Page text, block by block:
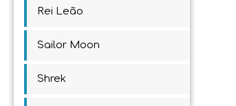
Rei Leão
Sailor Moon
Shrek